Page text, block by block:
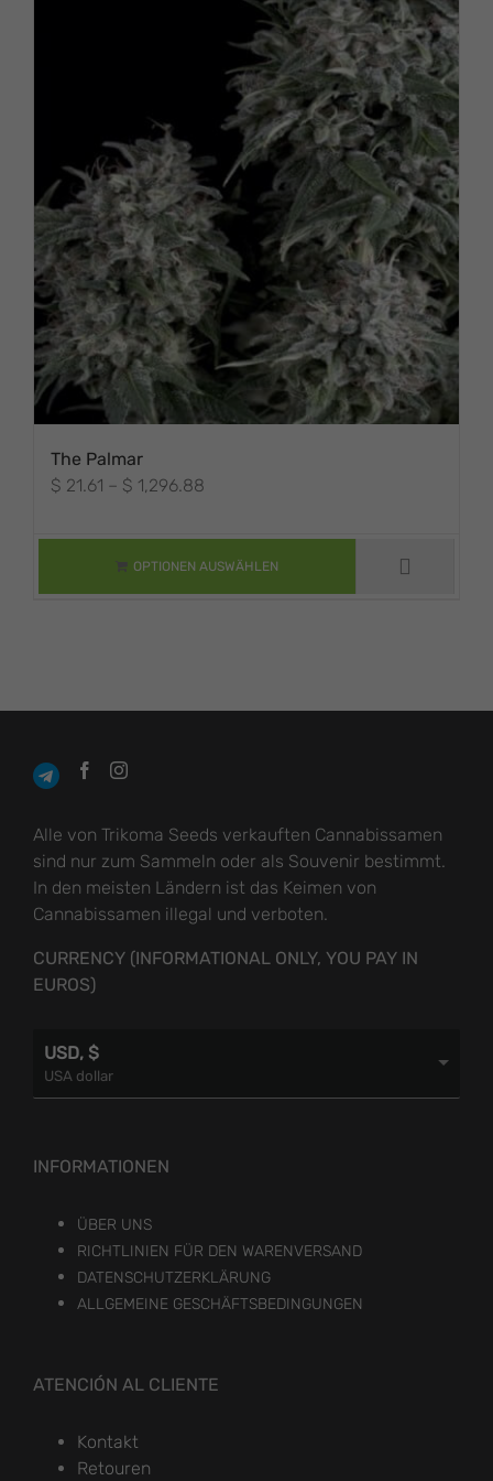
The Palmar
$ 21.61 – $ 1,296.88
bis
$ 1,296.88
OPTIONEN AUSWÄHLEN
DIESES PRODUKT
KÖNNEN AUF DER
PRODUKTSEITE
Alle von Trikoma Seeds verkauften Cannabissamen
sind nur zum Sammeln oder als Souvenir bestimmt.
In den meisten Ländern ist das Keimen von
Cannabissamen illegal und verboten.
CURRENCY (INFORMATIONAL ONLY, YOU PAY IN
EUROS)
USD, $
USA dollar
INFORMATIONEN
ÜBER UNS
RICHTLINIEN FÜR DEN WARENVERSAND
DATENSCHUTZERKLÄRUNG
ALLGEMEINE GESCHÄFTSBEDINGUNGEN
ATENCIÓN AL CLIENTE
Kontakt
Retouren